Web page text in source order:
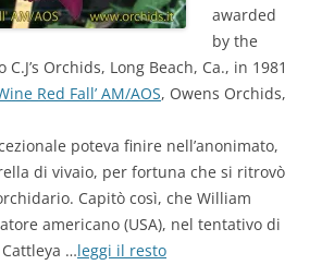
awarded
by the
C.J’s Orchids, Long Beach, Ca., in 1981
Red Fall’ AM/AOS, Owens Orchids,
poteva finire nell’anonimato,
di vivaio, per fortuna che si ritrovò
Capitò così, che William
americano (USA), nel tentativo di
…leggi il resto